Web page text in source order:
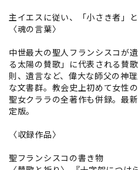
主イエスに従い、「小さき者」
〈魂の言葉〉
中世最大の聖人フランシスコが
る太陽の賛歌」に代表される賛
則、遺言など、偉大な師父の神
な文書群。教会史上初めて女性
聖女クララの全著作も併録。最
定版。
〈収録作品〉
聖フランシスコの書き物